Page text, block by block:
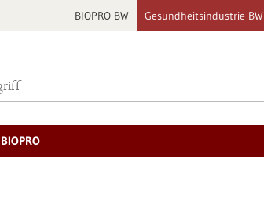
BIOPRO BW Gesundheitsindustrie BW